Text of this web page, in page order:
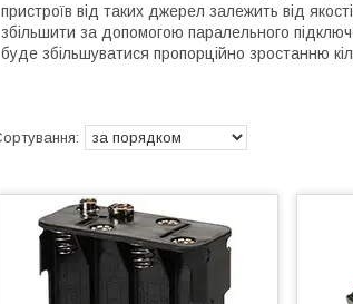
пристроїв від таких джерел залежить від
збільшити за допомогою паралельного
буде збільшуватися пропорційно зростанню